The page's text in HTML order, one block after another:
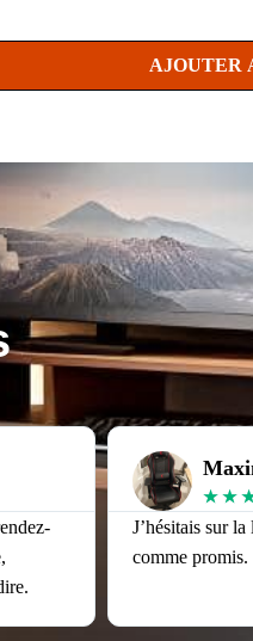
AJOUTER
★★
J’hésitais sur
comme